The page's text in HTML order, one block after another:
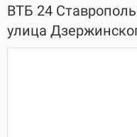
ВТБ 24
улица